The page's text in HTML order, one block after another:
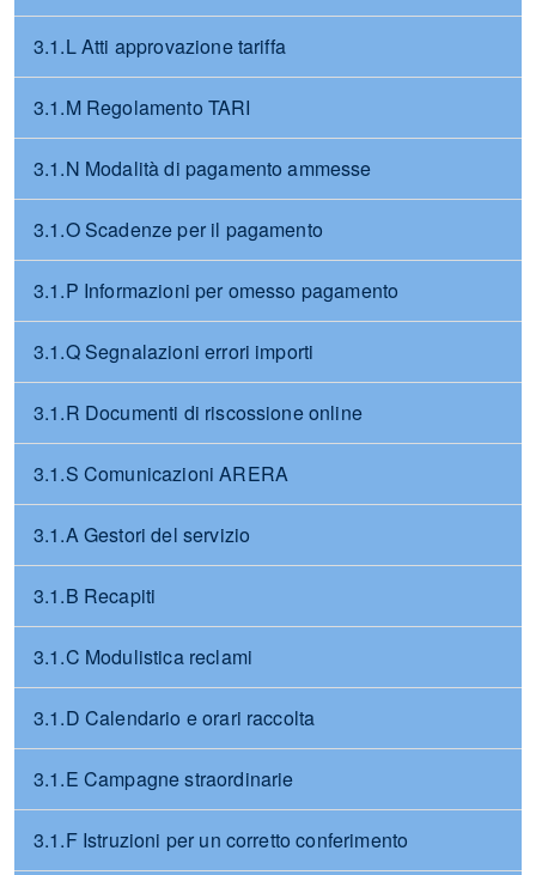
3.1.L Atti approvazione tariffa
3.1.M Regolamento TARI
3.1.N Modalità di pagamento ammesse
3.1.O Scadenze per il pagamento
3.1.P Informazioni per omesso pagamento
3.1.Q Segnalazioni errori importi
3.1.R Documenti di riscossione online
3.1.S Comunicazioni ARERA
3.1.A Gestori del servizio
3.1.B Recapiti
3.1.C Modulistica reclami
3.1.D Calendario e orari raccolta
3.1.E Campagne straordinarie
3.1.F Istruzioni per un corretto conferimento